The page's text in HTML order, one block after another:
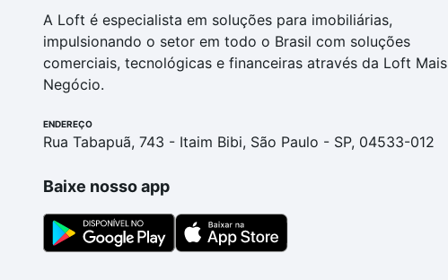
A Loft é especialista em soluções para imobiliárias,
impulsionando o setor em todo o Brasil com soluções
comerciais, tecnológicas e financeiras através da Loft Mais
Negócio.
ENDEREÇO
Rua Tabapuã, 743 - Itaim Bibi, São Paulo - SP, 04533-012
Baixe nosso app